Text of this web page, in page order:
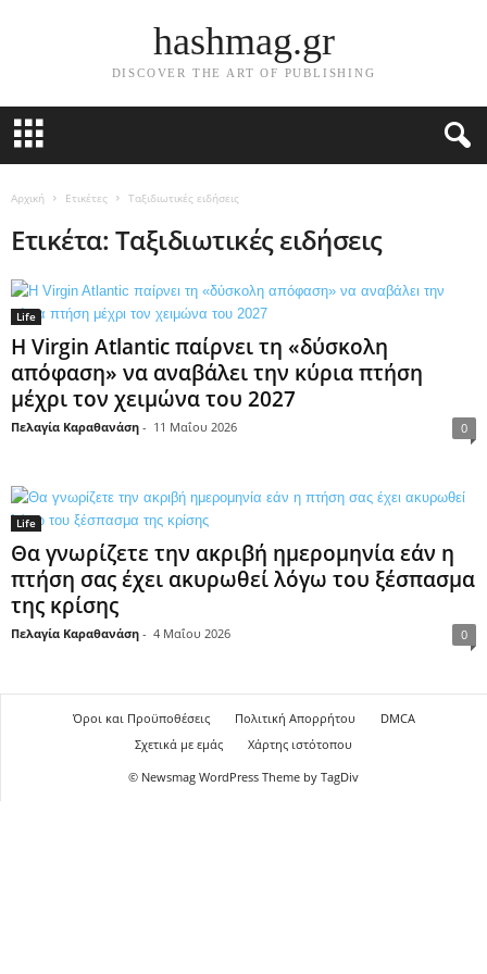
hashmag.gr
DISCOVER THE ART OF PUBLISHING
Αρχική Ετικέτες Ταξιδιωτικές ειδήσεις
Ετικέτα: Ταξιδιωτικές ειδήσεις
Life
Η Virgin Atlantic παίρνει τη «δύσκολη
απόφαση» να αναβάλει την κύρια πτήση
μέχρι τον χειμώνα του 2027
Πελαγία Καραθανάση - 11 Μαΐου 2026 0
Life
Θα γνωρίζετε την ακριβή ημερομηνία εάν η
πτήση σας έχει ακυρωθεί λόγω του ξέσπασμα
της κρίσης
Πελαγία Καραθανάση - 4 Μαΐου 2026 0
Όροι και Προϋποθέσεις Πολιτική Απορρήτου
DMCA
Σχετικά με εμάς
Χάρτης ιστότοπου
© Newsmag WordPress Theme by TagDiv